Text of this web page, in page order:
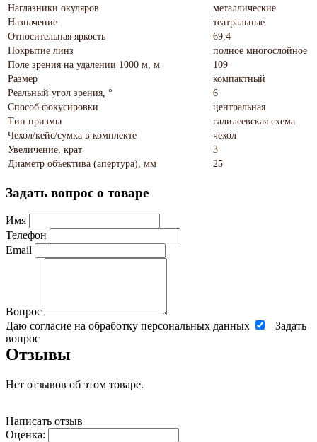
Наглазники окуляров
металлические
Назначение
театральные
Относительная яркость
69,4
Покрытие линз
полное многослойное
Поле зрения на удалении 1000 м, м
109
Размер
компактный
Реальный угол зрения, °
6
Способ фокусировки
центральная
Тип призмы
галилеевская схема
Чехол/кейс/сумка в комплекте
чехол
Увеличение, крат
3
Диаметр объектива (апертура), мм
25
Задать вопрос о товаре
Имя
Телефон
Email
Вопрос
Даю согласие на обработку персональных данных
Задать
вопрос
Отзывы
Нет отзывов об этом товаре.
Написать отзыв
Оценка: